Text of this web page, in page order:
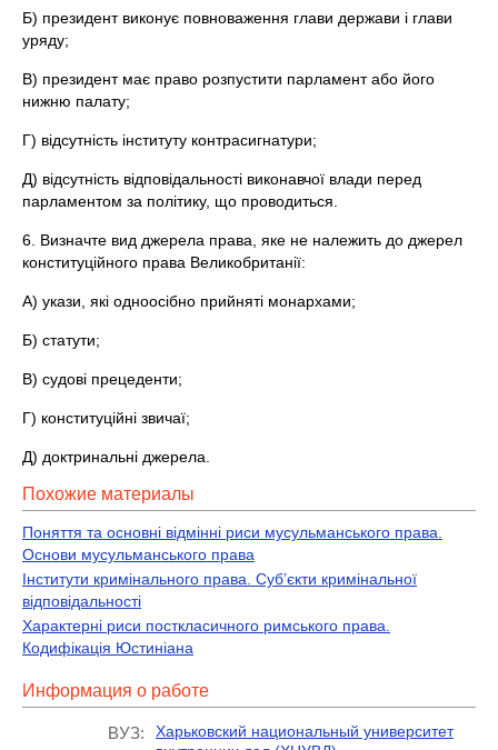
Б) президент виконує повноваження глави держави і глави
уряду;
В) президент має право розпустити парламент або його
нижню палату;
Г) відсутність інституту контрасигнатури;
Д) відсутність відповідальності виконавчої влади перед
парламентом за політику, що проводиться.
6. Визначте вид джерела права, яке не належить до джерел
конституційного права Великобританії:
А) укази, які одноосібно прийняті монархами;
Б) статути;
В) судові прецеденти;
Г) конституційні звичаї;
Д) доктринальні джерела.
Похожие материалы
Поняття та основні відмінні риси мусульманського права.
Основи мусульманського права
Інститути кримінального права. Суб’єкти кримінальної
відповідальності
Характерні риси посткласичного римського права.
Кодифікація Юстиніана
Информация о работе
ВУЗ:
Харьковский национальный университет